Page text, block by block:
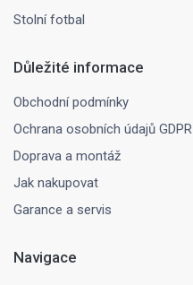
Stolní fotbal
Důležité informace
Obchodní podmínky
Ochrana osobních údajů GDPR
Doprava a montáž
Jak nakupovat
Garance a servis
Navigace